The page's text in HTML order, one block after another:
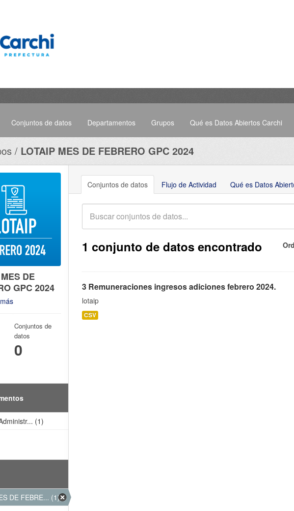
Conjuntos de datos Departamentos Grupos Qué es Datos Abiertos Carchi
LOTAIP MES DE FEBRERO GPC 2024
Conjuntos de datos Flujo de Actividad Qué es Datos
1 conjunto de datos encontrado
3 Remuneraciones ingresos adiciones febrero 2024.
lotaip
CSV
DE
GPC 2024
Conjuntos de
datos
0
(1)
DE FEBRE... (1)